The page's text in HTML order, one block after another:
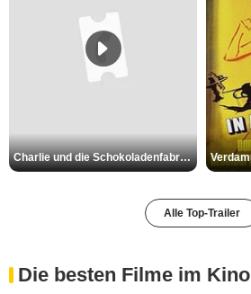
Charlie und die Schokoladenfabrik Trailer OV
Alle Top-Trailer
Die besten Filme im Kino